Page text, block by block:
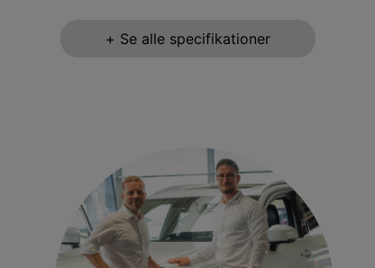
+ Se alle specifikationer